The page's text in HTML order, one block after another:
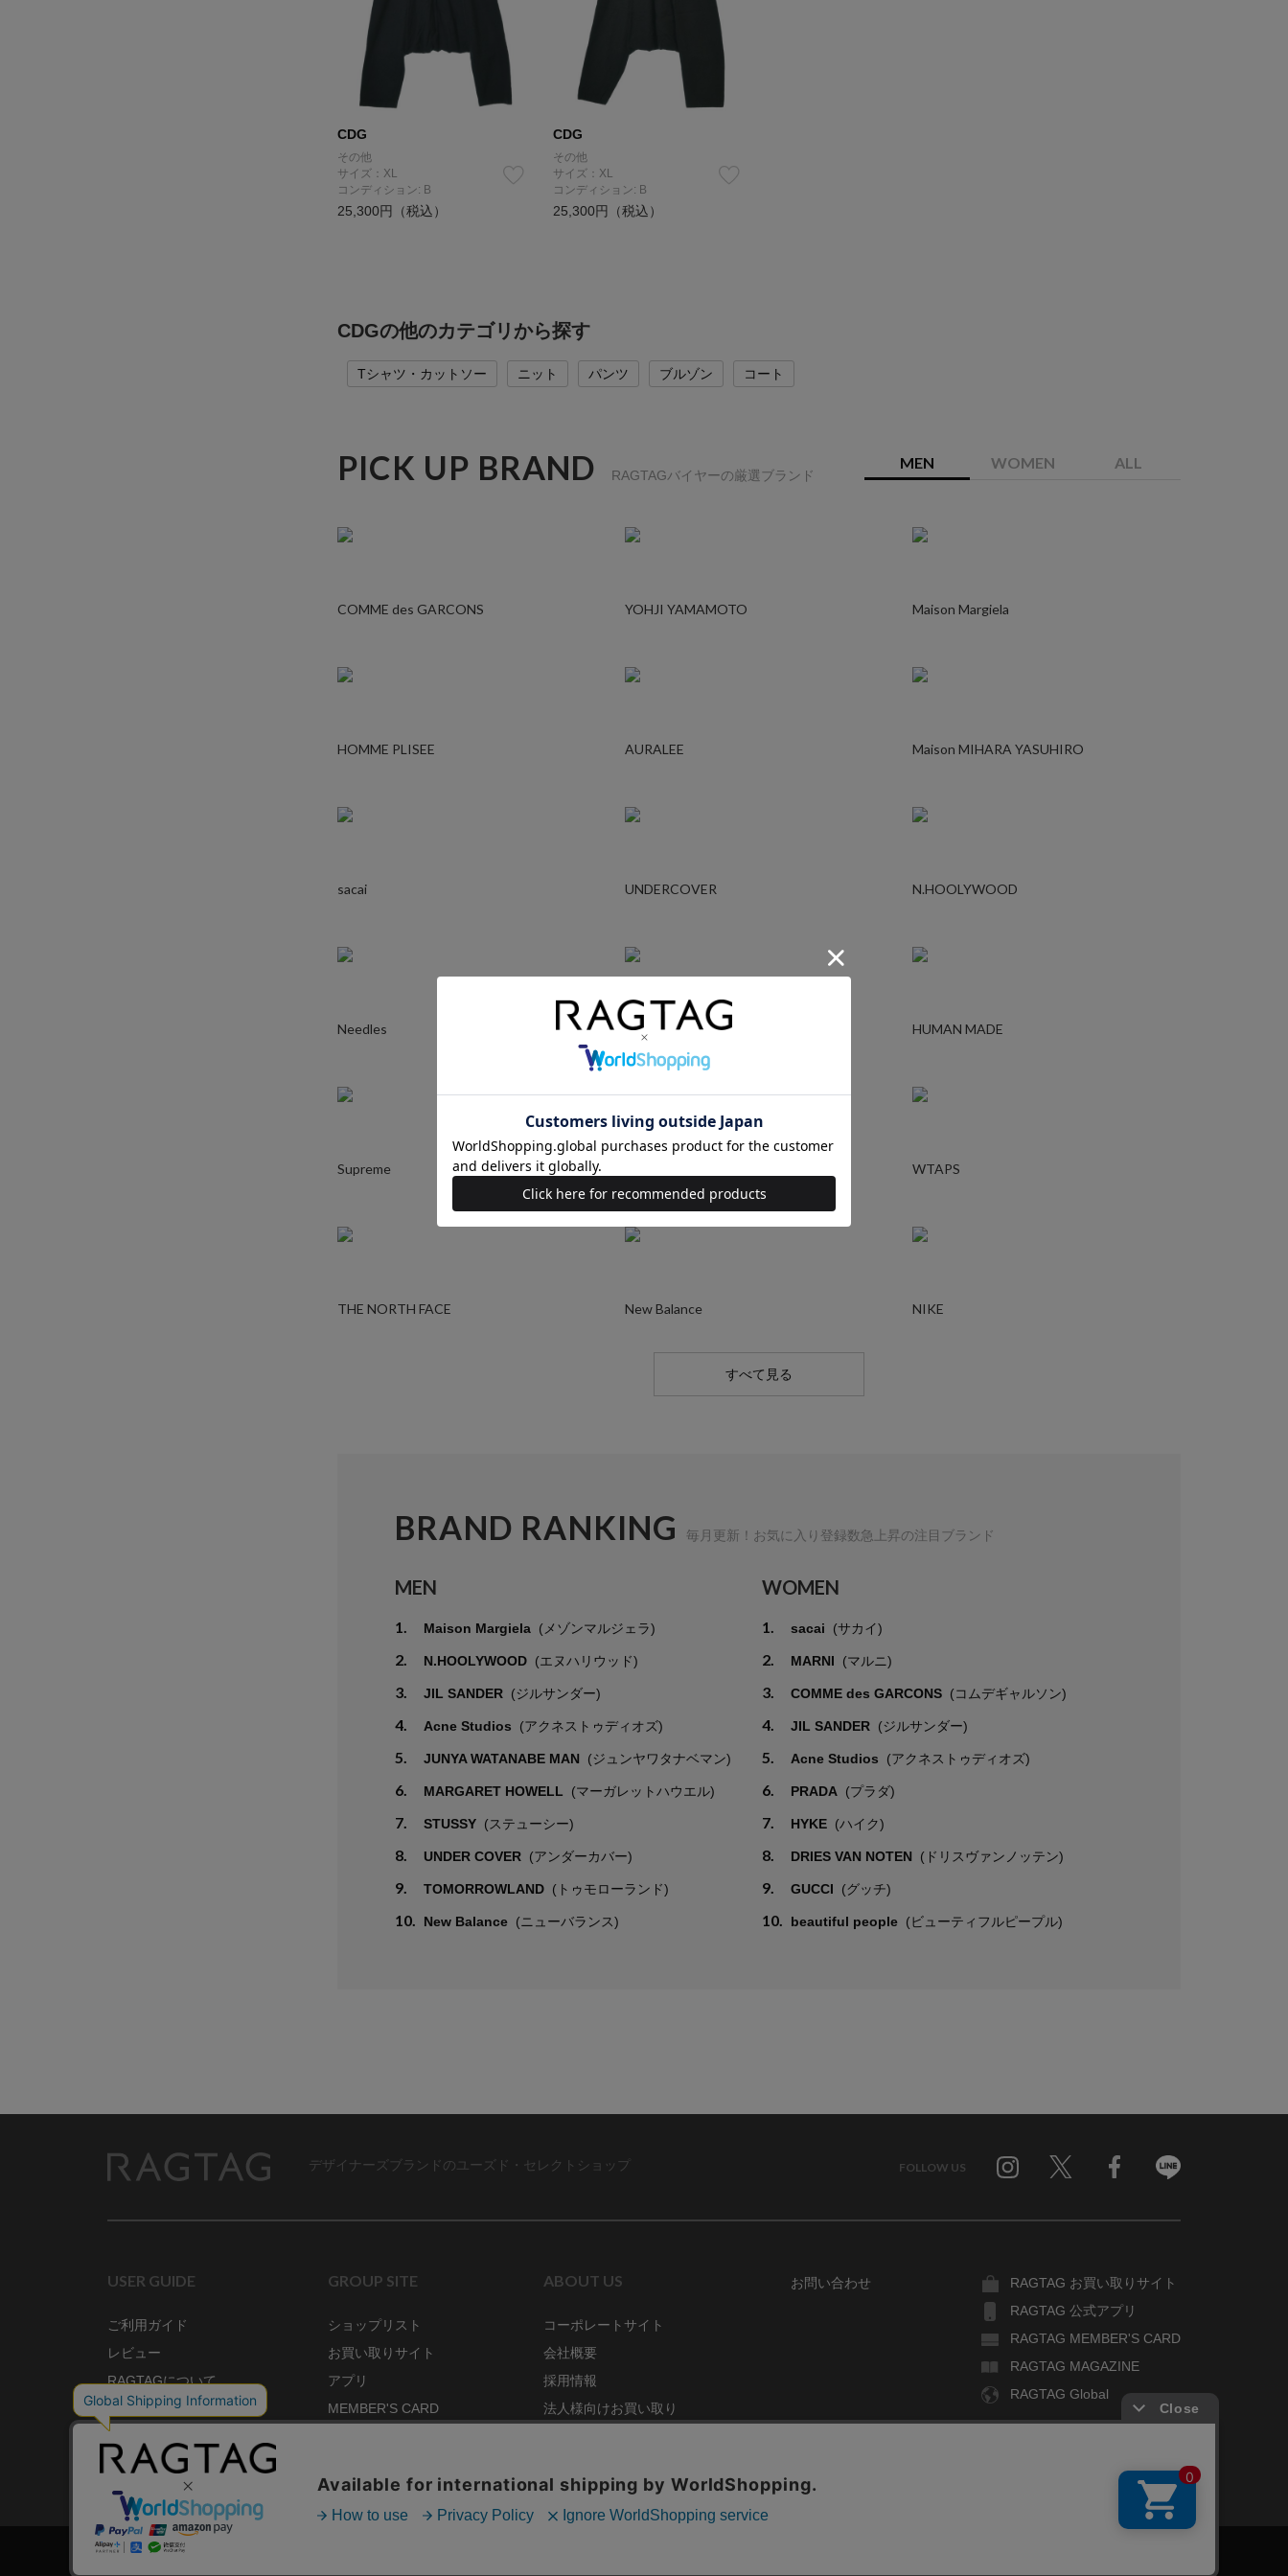
CDG
その他
サイズ：XL
コンディション: B
25,300円（税込）
CDG
その他
サイズ：XL
コンディション: B
25,300円（税込）
CDGの他のカテゴリから探す
Tシャツ・カットソー ニット パンツ ブルゾン コート
PICK UP BRAND RAGTAGバイヤーの厳選ブランド
MEN WOMEN ALL
COMME des GARCONS YOHJI YAMAMOTO Maison Margiela
HOMME PLISEE AURALEE Maison MIHARA YASUHIRO
sacai UNDERCOVER N.HOOLYWOOD
Needles Ralph Lauren HUMAN MADE
Supreme WTAPS
THE NORTH FACE New Balance NIKE
すべて見る
BRAND RANKING 毎月更新！お気に入り登録数急上昇の注目ブランド
MEN
1. Maison Margiela (メゾンマルジェラ)
2. N.HOOLYWOOD (エヌハリウッド)
3. JIL SANDER (ジルサンダー)
4. Acne Studios (アクネストゥディオズ)
5. JUNYA WATANABE MAN (ジュンヤワタナベマン)
6. MARGARET HOWELL (マーガレットハウエル)
7. STUSSY (ステューシー)
8. UNDER COVER (アンダーカバー)
9. TOMORROWLAND (トゥモローランド)
10. New Balance (ニューバランス)
WOMEN
1. sacai (サカイ)
2. MARNI (マルニ)
3. COMME des GARCONS (コムデギャルソン)
4. JIL SANDER (ジルサンダー)
5. Acne Studios (アクネストゥディオズ)
6. PRADA (プラダ)
7. HYKE (ハイク)
8. DRIES VAN NOTEN (ドリスヴァンノッテン)
9. GUCCI (グッチ)
10. beautiful people (ビューティフルピープル)
デザイナーズブランドのユーズド・セレクトショップ FOLLOW US
USER GUIDE
ご利用ガイド
レビュー
RAGTAGについて
ご利用規約
プライバシーポリシー
GROUP SITE
ショップリスト
お買い取りサイト
アプリ
MEMBER'S CARD
ABOUT US
コーポレートサイト
会社概要
採用情報
法人様向けお買い取り
お問い合わせ
RAGTAG お買い取りサイト
RAGTAG 公式アプリ
RAGTAG MEMBER'S CARD
RAGTAG MAGAZINE
RAGTAG Global